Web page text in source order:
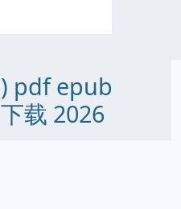
pdf epub
载 2026